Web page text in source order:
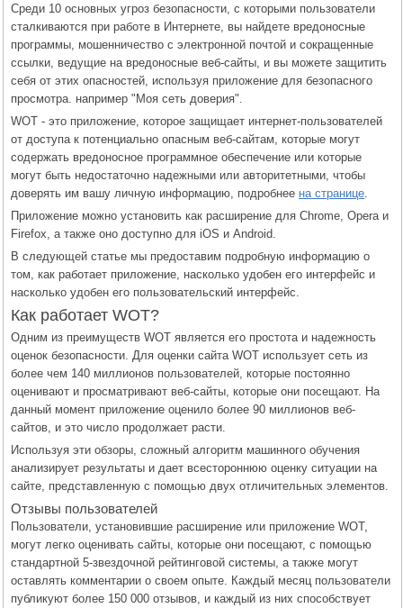
Среди 10 основных угроз безопасности, с которыми пользователи
сталкиваются при работе в Интернете, вы найдете вредоносные
программы, мошенничество с электронной почтой и сокращенные
ссылки, ведущие на вредоносные веб-сайты, и вы можете защитить
себя от этих опасностей, используя приложение для безопасного
просмотра. например "Моя сеть доверия".
WOT - это приложение, которое защищает интернет-пользователей
от доступа к потенциально опасным веб-сайтам, которые могут
содержать вредоносное программное обеспечение или которые
могут быть недостаточно надежными или авторитетными, чтобы
доверять им вашу личную информацию, подробнее на странице
Приложение можно установить как расширение для Chrome, Opera и
Firefox, а также оно доступно для iOS и Android.
В следующей статье мы предоставим подробную информацию о
том, как работает приложение, насколько удобен его интерфейс и
насколько удобен его пользовательский интерфейс.
Как работает WOT?
Одним из преимуществ WOT является его простота и надежность
оценок безопасности. Для оценки сайта WOT использует сеть из
более чем 140 миллионов пользователей, которые постоянно
оценивают и просматривают веб-сайты, которые они посещают. На
данный момент приложение оценило более 90 миллионов веб-
сайтов, и это число продолжает расти.
Используя эти обзоры, сложный алгоритм машинного обучения
анализирует результаты и дает всестороннюю оценку ситуации на
сайте, представленную с помощью двух отличительных элементов.
Отзывы пользователей
Пользователи, установившие расширение или приложение WOT,
могут легко оценивать сайты, которые они посещают, с помощью
стандартной 5-звездочной рейтинговой системы, а также могут
оставлять комментарии о своем опыте. Каждый месяц пользователи
публикуют более 150 000 отзывов, и каждый из них способствует